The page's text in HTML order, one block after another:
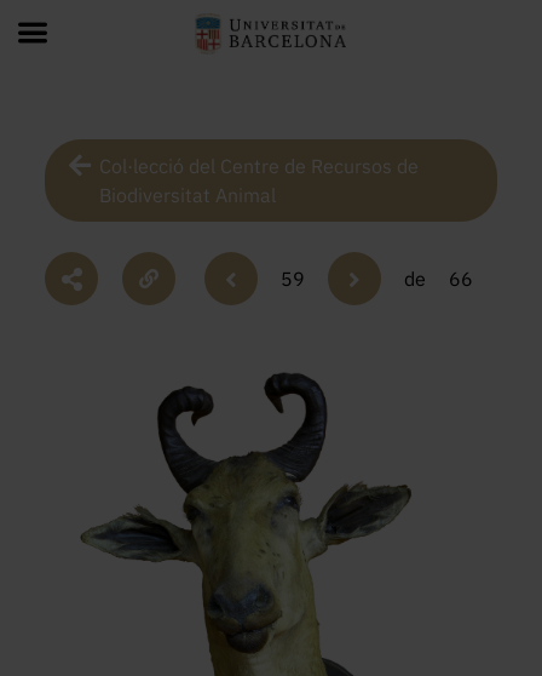
Col·lecció del Centre de Recursos de
Biodiversitat Animal
59 de 66